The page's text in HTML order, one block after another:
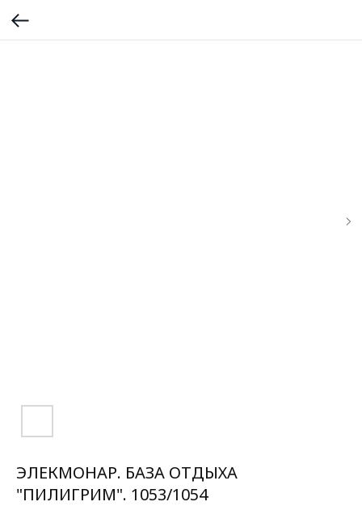
ЭЛЕКМОНАР. БАЗА ОТДЫХА
"ПИЛИГРИМ". 1053/1054